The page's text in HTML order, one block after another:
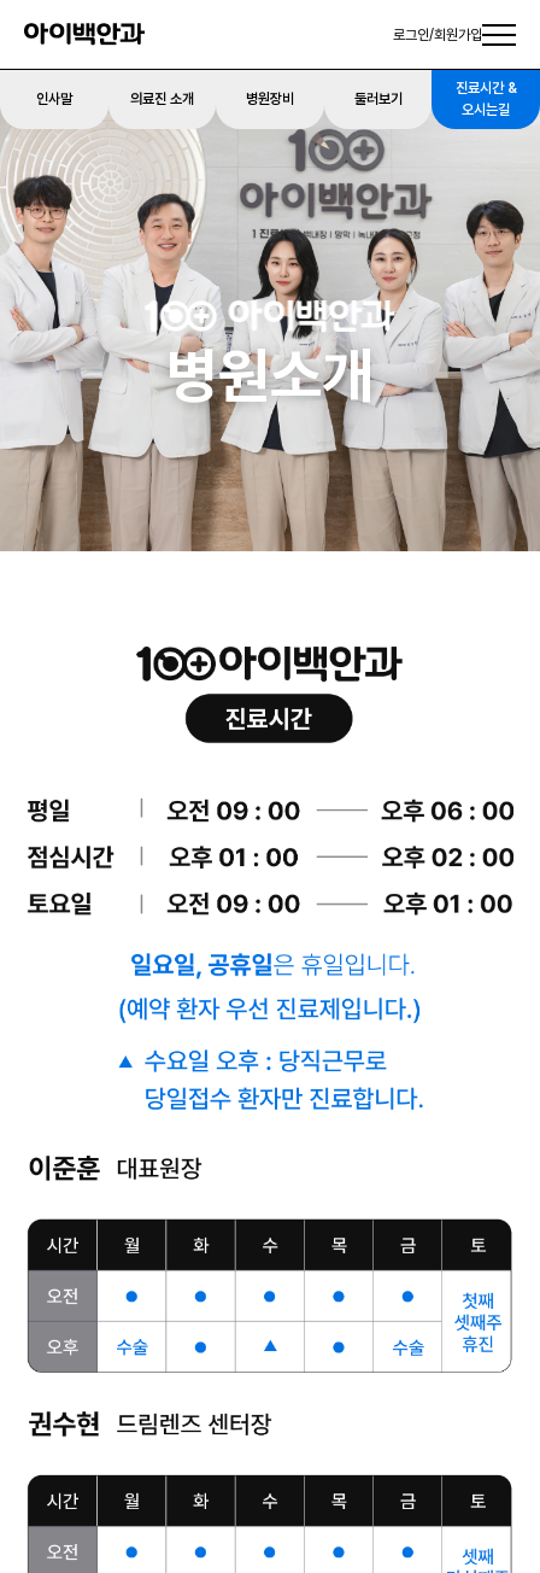
로그인/회원가입
병원소개
인사말 의료진 소개 병원장비 둘러보기
진료시간 &
오시는길